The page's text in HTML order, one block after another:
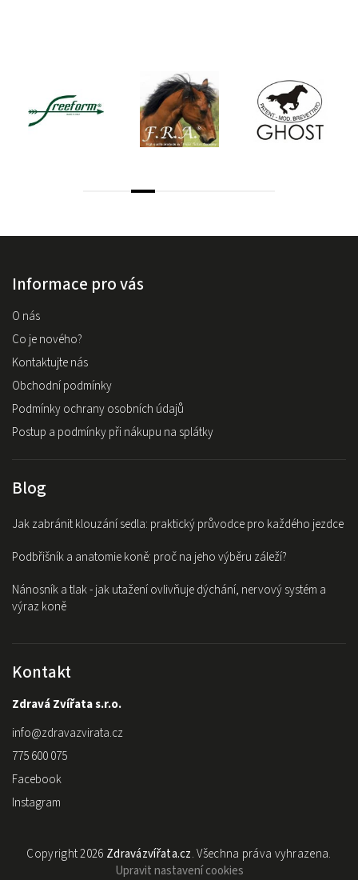
Informace pro vás
O nás
Co je nového?
Kontaktujte nás
Obchodní podmínky
Podmínky ochrany osobních údajů
Postup a podmínky při nákupu na splátky
Blog
Jak zabránit klouzání sedla: praktický průvodce pro každého jezdce
Podbřišník a anatomie koně: proč na jeho výběru záleží?
Nánosník a tlak - jak utažení ovlivňuje dýchání, nervový systém a
výraz koně
Kontakt
Zdravá Zvířata s.r.o.
info@zdravazvirata.cz
775 600 075
Facebook
Instagram
Copyright 2026 Zdravázvířata.cz. Všechna práva vyhrazena.
Upravit nastavení cookies